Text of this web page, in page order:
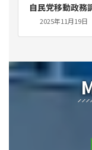
自民党移動政務
2025年11月19日